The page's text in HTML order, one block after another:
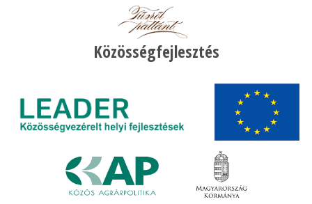
Közösségfejlesztés